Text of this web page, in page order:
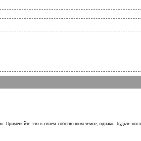
это в своем собственном темпе, однако, будьте